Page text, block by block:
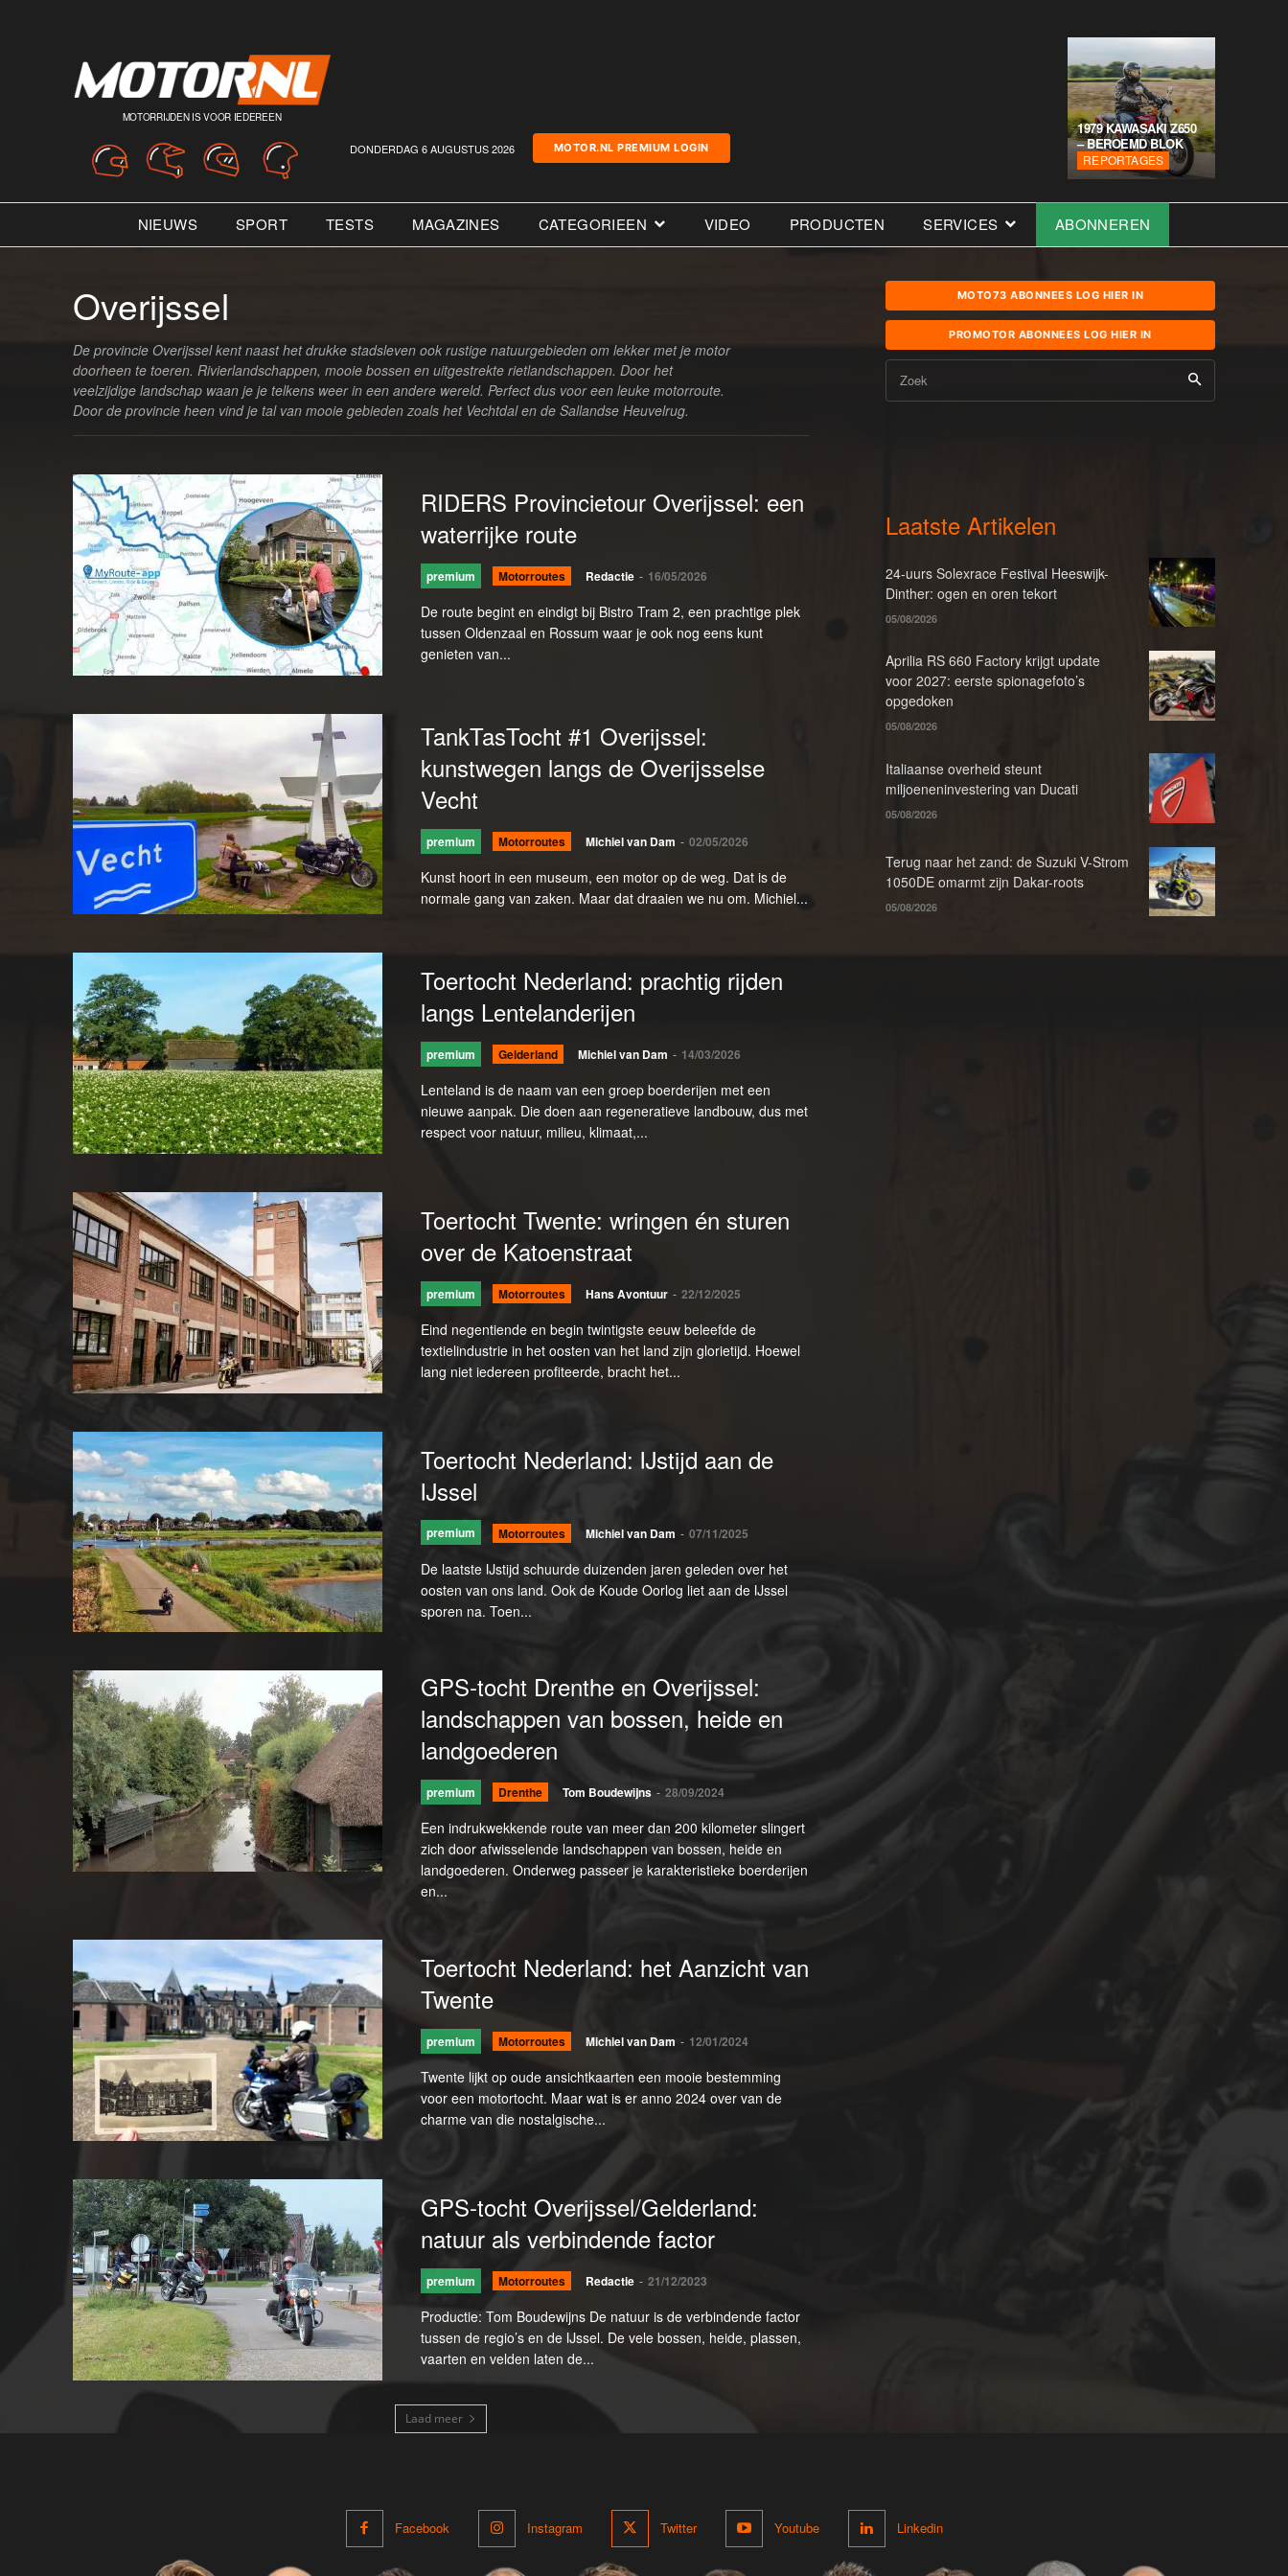
MOTORRIJDEN IS VOOR IEDEREEN
DONDERDAG 6 AUGUSTUS 2026 MOTOR.NL PREMIUM LOGIN
1979 KAWASAKI Z650
– BEROEMD BLOK
REPORTAGES
NIEUWS SPORT TESTS MAGAZINES CATEGORIEEN VIDEO PRODUCTEN SERVICES ABONNEREN
Overijssel
De provincie Overijssel kent naast het drukke stadsleven ook rustige natuurgebieden om lekker met je motor
doorheen te toeren. Rivierlandschappen, mooie bossen en uitgestrekte rietlandschappen. Door het
veelzijdige landschap waan je je telkens weer in een andere wereld. Perfect dus voor een leuke motorroute.
Door de provincie heen vind je tal van mooie gebieden zoals het Vechtdal en de Sallandse Heuvelrug.
RIDERS Provincietour Overijssel: een
waterrijke route
premium Motorroutes Redactie - 16/05/2026
De route begint en eindigt bij Bistro Tram 2, een prachtige plek
tussen Oldenzaal en Rossum waar je ook nog eens kunt
genieten van...
TankTasTocht #1 Overijssel:
kunstwegen langs de Overijsselse
Vecht
premium Motorroutes Michiel van Dam - 02/05/2026
Kunst hoort in een museum, een motor op de weg. Dat is de
normale gang van zaken. Maar dat draaien we nu om. Michiel...
Toertocht Nederland: prachtig rijden
langs Lentelanderijen
premium Gelderland Michiel van Dam - 14/03/2026
Lenteland is de naam van een groep boerderijen met een
nieuwe aanpak. Die doen aan regeneratieve landbouw, dus met
respect voor natuur, milieu, klimaat,...
Toertocht Twente: wringen én sturen
over de Katoenstraat
premium Motorroutes Hans Avontuur - 22/12/2025
Eind negentiende en begin twintigste eeuw beleefde de
textielindustrie in het oosten van het land zijn glorietijd. Hoewel
lang niet iedereen profiteerde, bracht het...
Toertocht Nederland: IJstijd aan de
IJssel
premium Motorroutes Michiel van Dam - 07/11/2025
De laatste IJstijd schuurde duizenden jaren geleden over het
oosten van ons land. Ook de Koude Oorlog liet aan de IJssel
sporen na. Toen...
GPS-tocht Drenthe en Overijssel:
landschappen van bossen, heide en
landgoederen
premium Drenthe Tom Boudewijns - 28/09/2024
Een indrukwekkende route van meer dan 200 kilometer slingert
zich door afwisselende landschappen van bossen, heide en
landgoederen. Onderweg passeer je karakteristieke boerderijen
en...
Toertocht Nederland: het Aanzicht van
Twente
premium Motorroutes Michiel van Dam - 12/01/2024
Twente lijkt op oude ansichtkaarten een mooie bestemming
voor een motortocht. Maar wat is er anno 2024 over van de
charme van die nostalgische...
GPS-tocht Overijssel/Gelderland:
natuur als verbindende factor
premium Motorroutes Redactie - 21/12/2023
Productie: Tom Boudewijns De natuur is de verbindende factor
tussen de regio’s en de IJssel. De vele bossen, heide, plassen,
vaarten en velden laten de...
Laad meer
MOTO73 ABONNEES LOG HIER IN
PROMOTOR ABONNEES LOG HIER IN
Zoek
Laatste Artikelen
24-uurs Solexrace Festival Heeswijk-
Dinther: ogen en oren tekort
05/08/2026
Aprilia RS 660 Factory krijgt update
voor 2027: eerste spionagefoto’s
opgedoken
05/08/2026
Italiaanse overheid steunt
miljoeneninvestering van Ducati
05/08/2026
Terug naar het zand: de Suzuki V-Strom
1050DE omarmt zijn Dakar-roots
05/08/2026
Facebook Instagram Twitter Youtube Linkedin